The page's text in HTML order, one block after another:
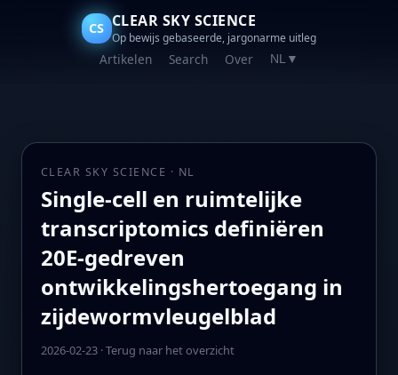
CS CLEAR SKY SCIENCE
Op bewijs gebaseerde, jargonarme uitleg
Artikelen Search Over NL ▼
CLEAR SKY SCIENCE · NL
Single-cell en ruimtelijke
transcriptomics definiëren
20E-gedreven
ontwikkelingshertoegang in
zijdewormvleugelblad
2026-02-23·Terug naar het overzicht